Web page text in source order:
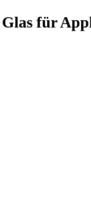
für